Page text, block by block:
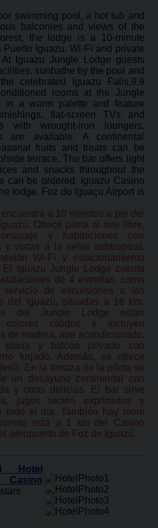
swimming pool, a hot tub and
balconies and views of the
the lodge is a 10-minute
Iguazu. Wi-Fi and private
Iguazu Jungle Lodge guests
sunbathe by the pool and
celebrated Iguazu Falls,9.9
rooms at the Jungle
in a warm palette and feature
flat-screen TVs and
with wrought-iron loungers.
are available. A continental
fruits and treats can be
terrace. The bar offers light
and snacks throughout the
can be ordered. Iguazu Casino
lodge. Foz do Iguaçu Airport is
a 10 minutos a pie del
Ofrece pileta al aire libre,
y habitaciones con
y vistas a la selva subtropical.
Wi-Fi y estacionamiento
El Iguazu Jungle Lodge cuenta
de 4 estrellas, como
de excursiones a las
del Iguazú, situadas a 16 km.
del Jungle Lodge están
colores cálidos e incluyen
de madera, aire acondicionado,
y balcón privado con
forjado. Además, se ofrece
En la terraza de la pileta se
un desayuno continental con
y otras delicias. El bar sirve
jugos recién exprimidos y
todo el día. También hay room
está a 1 km del Casino
aeropuerto de Foz de Iguazú.
Hotel